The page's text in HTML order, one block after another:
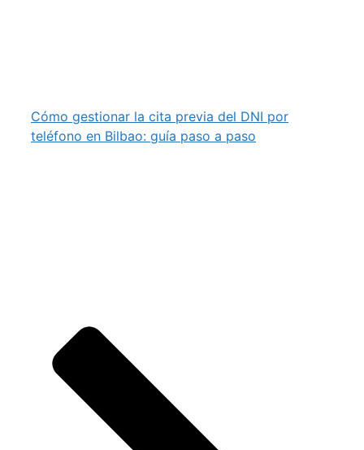
Cómo gestionar la cita previa del DNI por
teléfono en Bilbao: guía paso a paso